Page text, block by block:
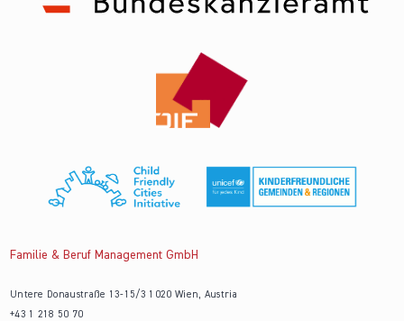
Familie & Beruf Management GmbH
Untere Donaustraße 13-15/3 1020 Wien, Austria
+43 1 218 50 70